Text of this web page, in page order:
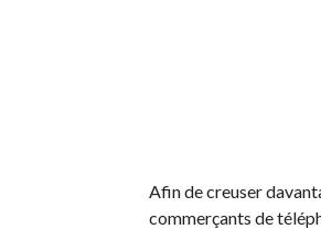
Afin de creuser
commerçants de